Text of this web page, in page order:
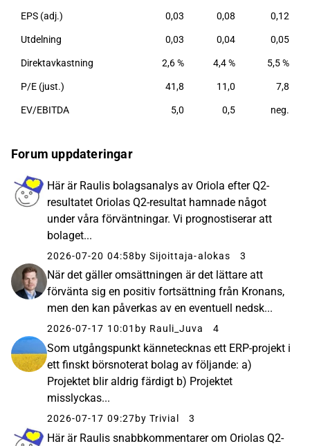
EPS (adj.) 0,03 0,08 0,12
Utdelning 0,03 0,04 0,05
Direktavkastning 2,6 % 4,4 % 5,5 %
P/E (just.) 41,8 11,0 7,8
EV/EBITDA 5,0 0,5 neg.
Forum uppdateringar
Här är Raulis bolagsanalys av Oriola efter Q2-
resultatet Oriolas Q2-resultat hamnade något
under våra förväntningar. Vi prognostiserar att
bolaget...
2026-07-20 04:58 by Sijoittaja-alokas 3
När det gäller omsättningen är det lättare att
förvänta sig en positiv fortsättning från Kronans,
men den kan påverkas av en eventuell nedsk...
2026-07-17 10:01 by Rauli_Juva 4
Som utgångspunkt kännetecknas ett ERP-projekt i
ett finskt börsnoterat bolag av följande: a)
Projektet blir aldrig färdigt b) Projektet
misslyckas...
2026-07-17 09:27by Trivial 3
Här är Raulis snabbkommentarer om Oriolas Q2-